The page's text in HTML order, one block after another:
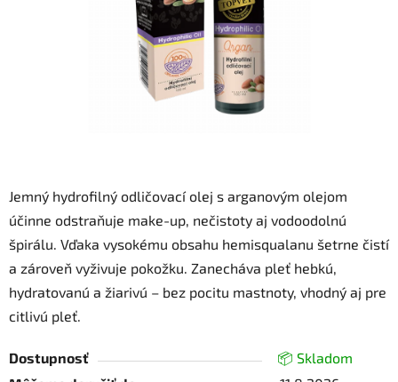
Jemný hydrofilný odličovací olej s arganovým olejom
účinne odstraňuje make-up, nečistoty aj vodoodolnú
špirálu. Vďaka vysokému obsahu hemisqualanu šetrne čistí
a zároveň vyživuje pokožku. Zanecháva pleť hebkú,
hydratovanú a žiarivú – bez pocitu mastnoty, vhodný aj pre
citlivú pleť.
Dostupnosť
📦 Skladom